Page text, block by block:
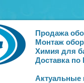
Продажа
Монтаж
Химия для
Доставка по
Актуальные